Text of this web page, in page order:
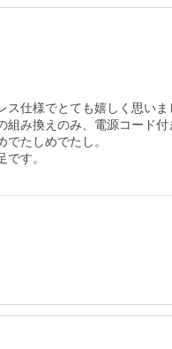
仕様でとても嬉しく思いま
み換えのみ、電源コード付
たしめでたし。
す。